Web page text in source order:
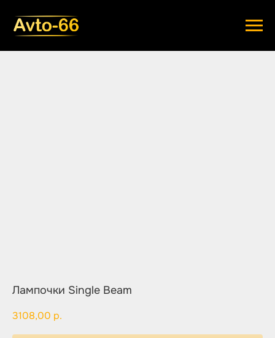
Лампочки Single Beam
3108,00 р.